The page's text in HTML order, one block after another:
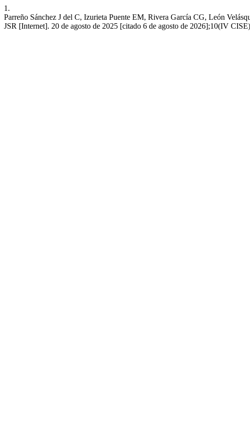
1.
Parreño Sánchez J del C, Izurieta Puente EM, Rivera García CG, León
JSR [Internet]. 20 de agosto de 2025 [citado 6 de agosto de 2026];10(IV